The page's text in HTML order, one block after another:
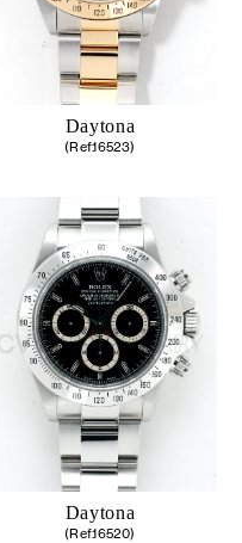
Daytona
(Ref.16523)
Daytona
(Ref.16520)